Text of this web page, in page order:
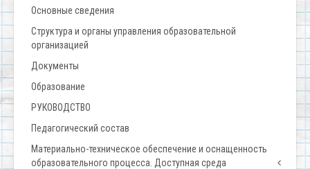
Основные сведения
Структура и органы управления образовательной
организацией
Документы
Образование
РУКОВОДСТВО
Педагогический состав
Материально-техническое обеспечение и оснащенность
образовательного процесса. Доступная среда